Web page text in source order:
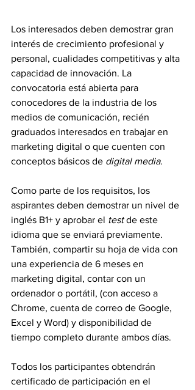
Los interesados deben demostrar gran
interés de crecimiento profesional y
personal, cualidades competitivas y alta
capacidad de innovación. La
convocatoria está abierta para
conocedores de la industria de los
medios de comunicación, recién
graduados interesados en trabajar en
marketing digital o que cuenten con
conceptos básicos de digital media.
Como parte de los requisitos, los
aspirantes deben demostrar un nivel de
inglés B1+ y aprobar el test de este
idioma que se enviará previamente.
También, compartir su hoja de vida con
una experiencia de 6 meses en
marketing digital, contar con un
ordenador o portátil, (con acceso a
Chrome, cuenta de correo de Google,
Excel y Word) y disponibilidad de
tiempo completo durante ambos días.
Todos los participantes obtendrán
certificado de participación en el